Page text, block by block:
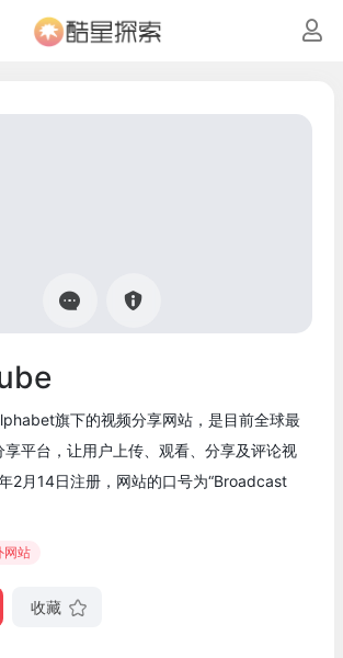
旗下的视频分享网站，是目前全球最
享平台，让用户上传、观看、分享及评论视
2月14日注册，网站的口号为“Broadcast
网站
收藏